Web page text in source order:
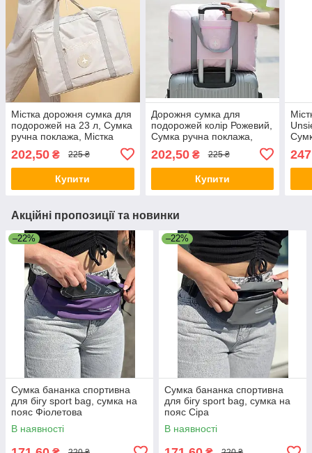
Містка дорожня сумка для
подорожей на 23 л, Сумка
ручна поклажа, Містка
202,50 ₴ 225 ₴
Купити
Дорожня сумка для
подорожей колір Рожевий,
Сумка ручна поклажа,
містка сумка для поїздки
на 23 л
202,50₴ 225 ₴
Купити
Акційні пропозиції та новинки
–22%
Сумка бананка спортивна
для бігу sport bag, сумка на
пояс Фіолетова
В наявності
–22%
Сумка бананка спортивна
для бігу sport bag, сумка на
пояс Сіра
В наявності